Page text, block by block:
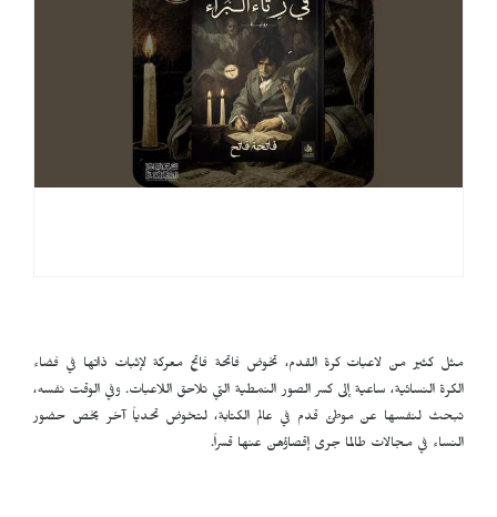
مثل كثير من لاعبات كرة القدم، تخوض فاتحة فاتح معركة لإثبات ذاتها في فضاء
الكرة النسائية، ساعية إلى كسر الصور النمطية التي تلاحق اللاعبات. وفي الوقت نفسه،
تبحث لنفسها عن موطئ قدم في عالم الكتابة، لتخوض تحدياً آخر يخص حضور
النساء في مجالات طالما جرى إقصاؤهن عنها قسراً.